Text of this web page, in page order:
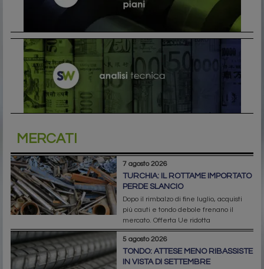
MERCATI
7 agosto 2026
TURCHIA: IL ROTTAME IMPORTATO
PERDE SLANCIO
Dopo il rimbalzo di fine luglio, acquisti
più cauti e tondo debole frenano il
mercato. Offerta Ue ridotta
5 agosto 2026
TONDO: ATTESE MENO RIBASSISTE
IN VISTA DI SETTEMBRE